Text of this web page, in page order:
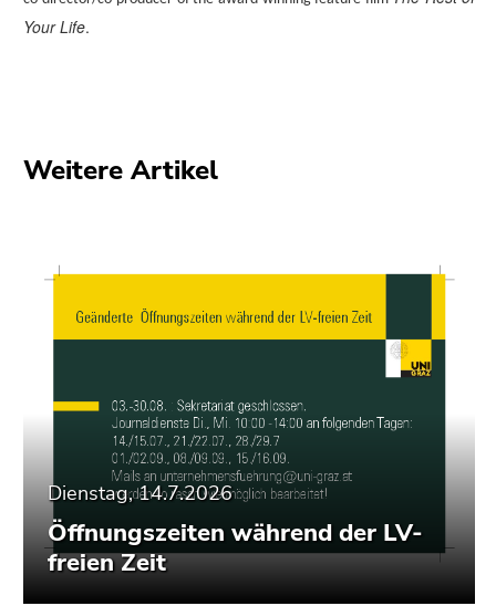
Your Life.
Weitere Artikel
Dienstag, 14.7.2026
Öffnungszeiten während der LV-
freien Zeit